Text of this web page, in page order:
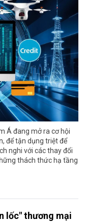
Á đang mở ra cơ hội
để tận dụng triệt để
nghi với các thay đổi
thách thức hạ tầng
lốc" thương mại